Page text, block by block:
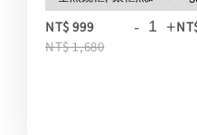
NT$ 999
NT$ 1,680
- +